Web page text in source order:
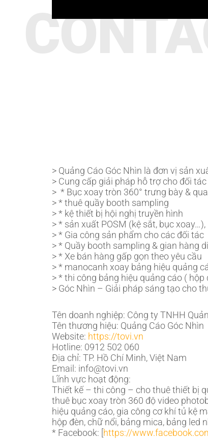
> Quảng Cáo Góc Nhìn là đơn vị sản
> Cung cấp giải pháp hỗ trợ cho đối
> * Bục xoay tròn 360° trưng bày &
> * thuê quầy booth sampling
> * kệ thiết bị hội nghị truyền hình
> * sản xuất POSM (kệ sắt, bục xoay…),
> * Gia công sản phẩm cho các đối tác
> * Quầy booth sampling & gian hàng
> * Xe bán hàng gấp gọn theo yêu cầu
> * manocanh xoay bảng hiệu quảng
> * thi công bảng hiệu quảng cáo (
> Góc Nhìn – Giải pháp sáng tạo cho
Tên doanh nghiệp: Công ty TNHH
Tên thương hiệu: Quảng Cáo Góc Nhìn
Website: https://tovi.vn
Hotline: 0912 502 060
Địa chỉ: TP. Hồ Chí Minh, Việt Nam
Email: info@tovi.vn
Lĩnh vực hoạt động:
Thiết kế – thi công – cho thuê thiết bị
thuê bục xoay tròn 360 độ video
hiệu quảng cáo, gia công cơ khí tủ kệ
hộp đèn, chữ nổi, bảng mica, bảng
* Facebook: [https://